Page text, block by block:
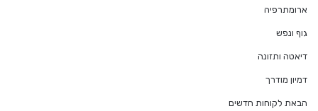
ארומתרפיה
גוף ונפש
דיאטה ותזונה
דמיון מודרך
הבאת לקוחות חדשים